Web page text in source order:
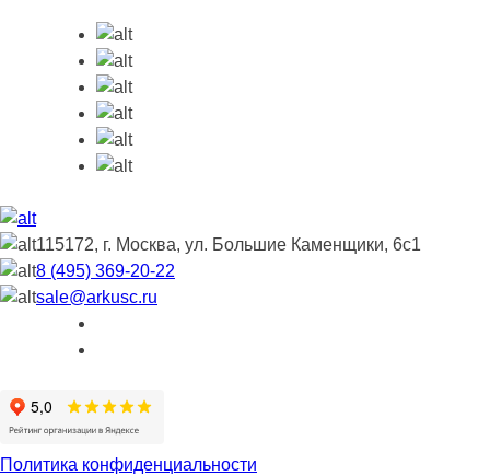
115172, г. Москва, ул. Большие Каменщики, 6с1
8 (495) 369-20-22
sale@arkusc.ru
Политика конфиденциальности